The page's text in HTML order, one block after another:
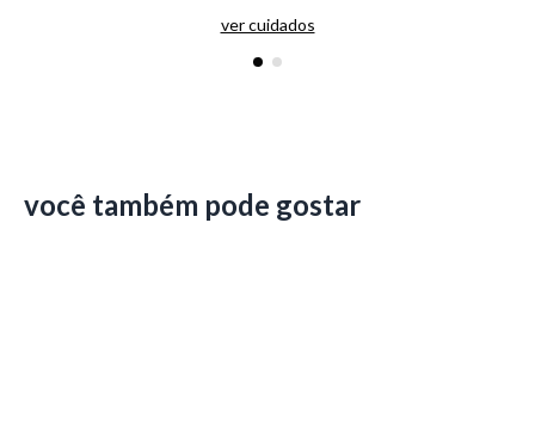
ver cuidados
você também pode gostar